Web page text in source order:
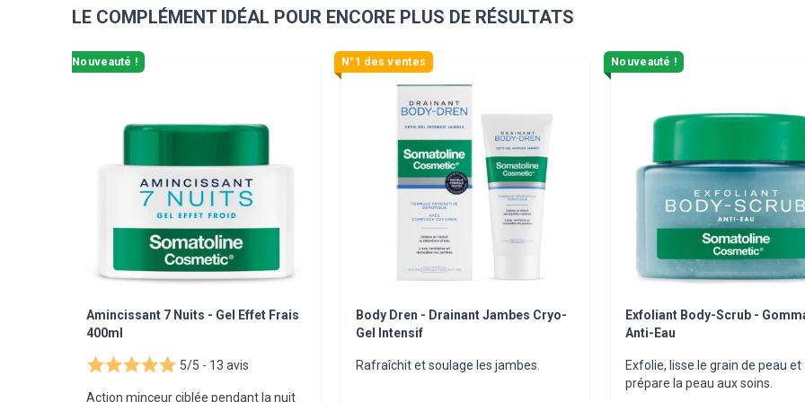
LE COMPLÉMENT IDÉAL POUR ENCORE PLUS DE RÉSULTATS
Navigating through the elements of the carousel is possible using the tab key. You can skip the carousel or go
Press to skip carousel
Nouveauté !
Amincissant 7 Nuits - Gel Effet Frais
400ml
5/5 - 13 avis
Action minceur ciblée pendant la nuit
N°1 des ventes
Body Dren - Drainant Jambes Cryo-
Gel Intensif
Rafraîchit et soulage les jambes.
Nouveauté !
Exfoliant Body-Scrub -
Anti-Eau
Exfolie, lisse le grain de peau et
prépare la peau aux soins.